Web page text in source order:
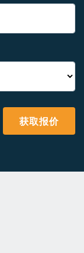
获取报价